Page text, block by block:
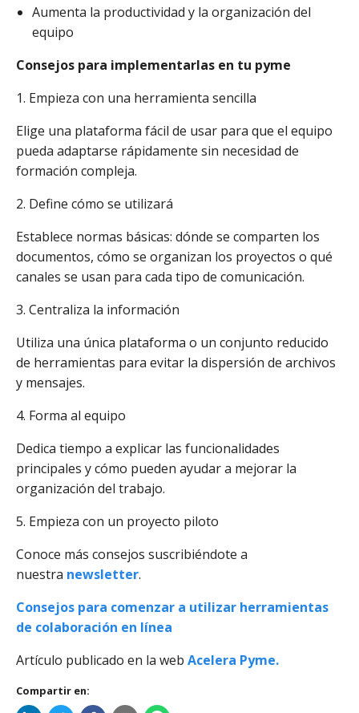
Aumenta la productividad y la organización del
equipo
Consejos para implementarlas en tu pyme
1. Empieza con una herramienta sencilla
Elige una plataforma fácil de usar para que el equipo
pueda adaptarse rápidamente sin necesidad de
formación compleja.
2. Define cómo se utilizará
Establece normas básicas: dónde se comparten los
documentos, cómo se organizan los proyectos o qué
canales se usan para cada tipo de comunicación.
3. Centraliza la información
Utiliza una única plataforma o un conjunto reducido
de herramientas para evitar la dispersión de archivos
y mensajes.
4. Forma al equipo
Dedica tiempo a explicar las funcionalidades
principales y cómo pueden ayudar a mejorar la
organización del trabajo.
5. Empieza con un proyecto piloto
Conoce más consejos suscribiéndote a
nuestra newsletter.
Consejos para comenzar a utilizar herramientas
de colaboración en línea
Artículo publicado en la web Acelera Pyme.
Compartir en: